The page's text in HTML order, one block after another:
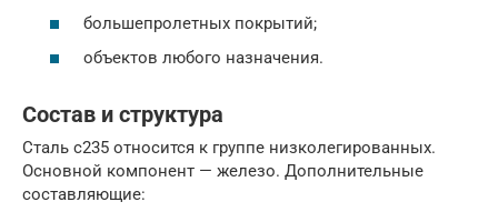
большепролетных покрытий;
объектов любого назначения.
Состав и структура
Сталь с235 относится к группе низколегированных.
Основной компонент — железо. Дополнительные
составляющие: